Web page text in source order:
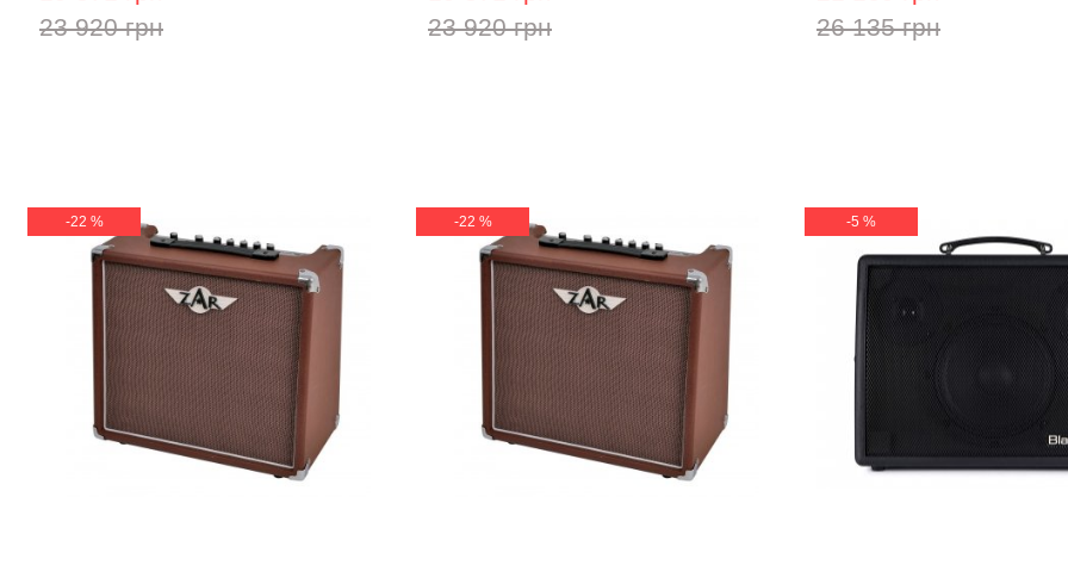
23 920 грн
23 920 грн
26 135 грн
-22 % -22 % -5 %